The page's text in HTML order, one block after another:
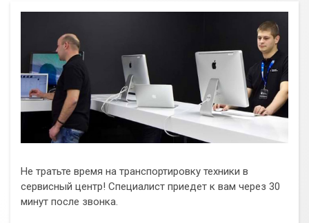
Не тратьте время на транспортировку техники в
сервисный центр! Специалист приедет к вам через 30
минут после звонка.